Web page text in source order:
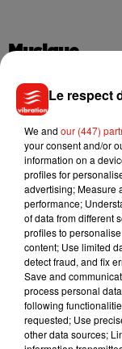
Musique
Le respect
We and our (447)
your consent and/or
information on a
profiles for
advertising; Measure
performance;
of data from different
profiles to
content; Use limited
detect fraud, and fix
Save and
process personal
following
requested; Use
other data sources;